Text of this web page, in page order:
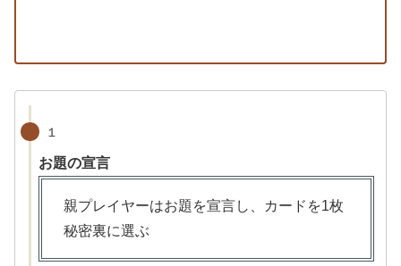
１
お題の宣言
親プレイヤーはお題を宣言し、カードを1枚
秘密裏に選ぶ